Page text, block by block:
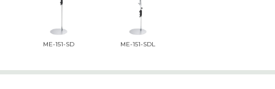
ME-151-SD ME-151-SDL